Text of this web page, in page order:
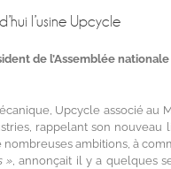
l’usine Upcycle
de l’Assemblée
Upcycle associé au
rappelant son nouveau
nombreuses ambitions, à
», annonçait il y a quelques